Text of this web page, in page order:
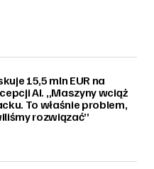
15,5 mln EUR na
AI. „Maszyny wciąż
To właśnie problem,
rozwiązać”